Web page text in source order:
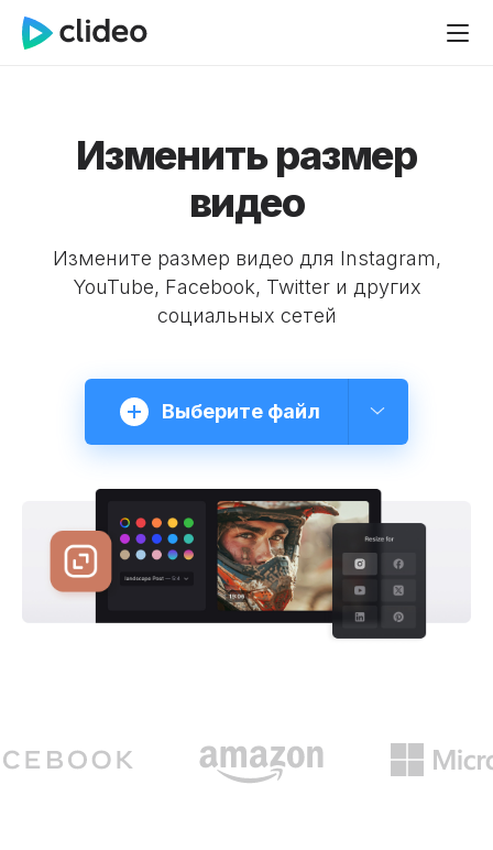
Изменить размер
видео
Измените размер видео для Instagram,
YouTube, Facebook, Twitter и других
социальных сетей
Выберите файл